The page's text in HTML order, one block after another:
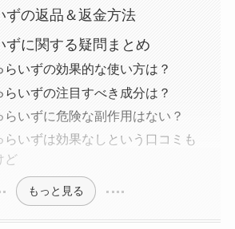
ずの返品＆返金方法
ずに関する疑問まとめ
らいずの効果的な使い方は？
らいずの注目すべき成分は？
らいずに危険な副作用はない？
らいずは効果なしという口コミも
ど
もっと見る